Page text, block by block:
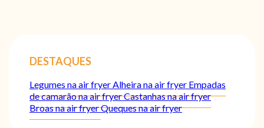
DESTAQUES
Legumes na air fryer Alheira na air fryer Empadas
de camarão na air fryerCastanhas na air fryer
Broas na air fryerQueques na air fryer